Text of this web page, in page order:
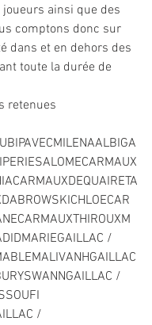
ainsi que des
comptons donc sur
dans et en dehors des
toute la durée de
retenues
/
/
/